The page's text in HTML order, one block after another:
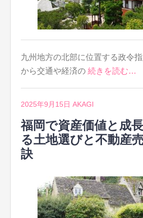
九州地方の北部に位置する政令
から交通や経済の 続きを読む…
2025年9月15日 AKAGI
福岡で資産価値と成
る土地選びと不動産
訣